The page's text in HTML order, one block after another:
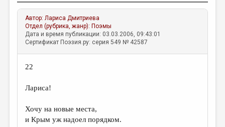
АВТОРЫ
КОММЕНТАРИИ
ЛИТСАЛОН
ИЗБРАННОЕ
Автор:Лариса Дмитриева
Отдел (рубрика, жанр): Поэмы
Дата и время публикации: 03.03.2006, 09:43:01
Сертификат Поэзия.ру: серия 549 № 42587
22
Лариса!
Хочу на новые места,
и Крым уж надоел порядком.